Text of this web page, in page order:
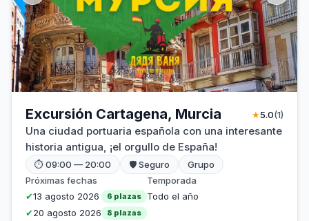
Excursión Cartagena, Murcia ★5.0(1)
Una ciudad portuaria española con una interesante
historia antigua, ¡el orgullo de España!
⏱ 09:00 — 20:00 🛡 Seguro
Grupo
Próximas fechas
✔13 agosto 2026 6 plazas
✔20 agosto 2026 8 plazas
Temporada
Todo el año